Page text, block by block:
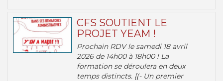
CFS SOUTIENT LE
PROJET YEAM !
Prochain RDV le samedi 18 avril
2026 de 14h00 à 18h00 ! La
formation se déroulera en deux
temps distincts. [(- Un premier